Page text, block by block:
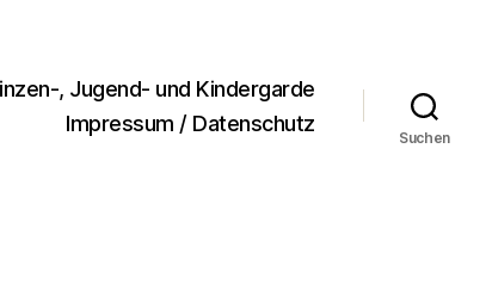
, Jugend- und Kindergarde
Impressum / Datenschutz
Suchen